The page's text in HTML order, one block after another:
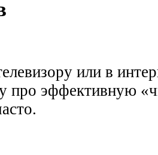
или в
про эффективную